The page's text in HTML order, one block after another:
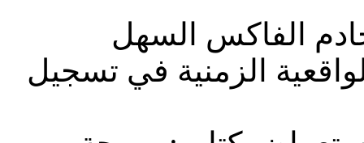
الفاكس السهل
الزمنية في تسجيل